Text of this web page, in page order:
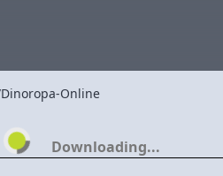
Dinoropa-Online
Downloading...